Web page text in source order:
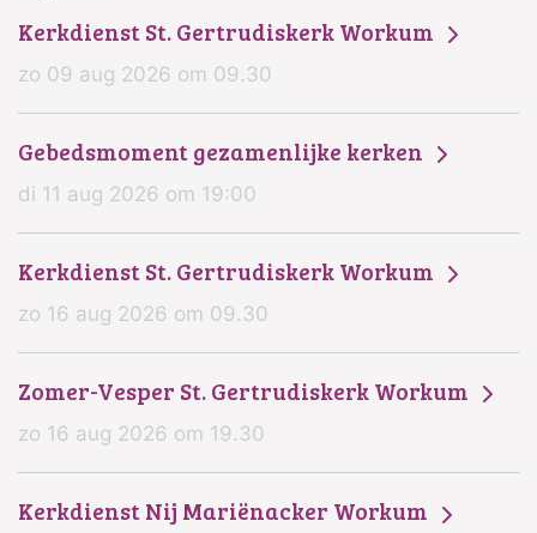
Kerkdienst St. Gertrudiskerk Workum
zo 09 aug 2026 om 09.30
Gebedsmoment gezamenlijke kerken
di 11 aug 2026 om 19:00
Kerkdienst St. Gertrudiskerk Workum
zo 16 aug 2026 om 09.30
Zomer-Vesper St. Gertrudiskerk Workum
zo 16 aug 2026 om 19.30
Kerkdienst Nij Mariënacker Workum